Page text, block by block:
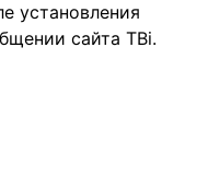
установления
сайта ТВі.